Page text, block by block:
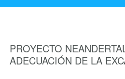
PROYECTO
ADECUACIÓN DE LA